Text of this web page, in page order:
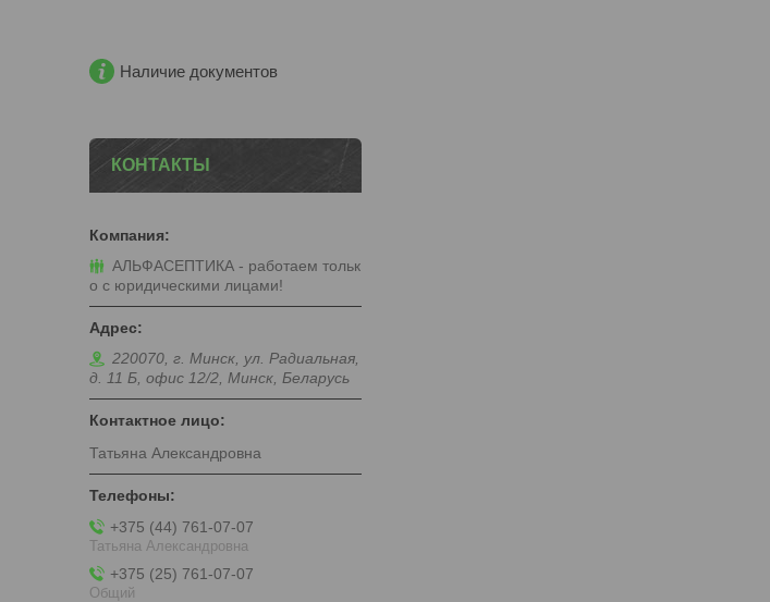
Наличие документов
КОНТАКТЫ
АЛЬФАСЕПТИКА - работаем тольк
о с юридическими лицами!
220070, г. Минск, ул. Радиальная,
д. 11 Б, офис 12/2, Минск, Беларусь
Татьяна Александровна
+375 (44) 761-07-07
Татьяна Александровна
+375 (25) 761-07-07
Общий